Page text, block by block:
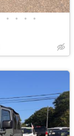
• • • •